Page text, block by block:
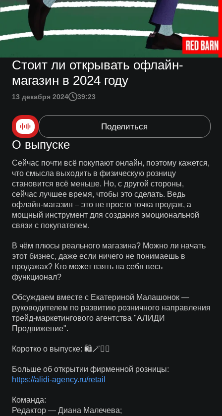
Стоит ли открывать офлайн-
магазин в 2024 году
13 декабря 2024 39:23
Поделиться
О выпуске
Сейчас почти всё покупают онлайн, поэтому кажется,
что смысла выходить в физическую розницу
становится всё меньше. Но, с другой стороны,
сейчас лучшее время, чтобы это сделать. Ведь
офлайн-магазин – это не просто точка продаж, а
мощный инструмент для создания эмоциональной
связи с покупателем.
В чём плюсы реального магазина? Можно ли начать
этот бизнес, даже если ничего не понимаешь в
продажах? Кто может взять на себя весь
функционал?
Обсуждаем вместе с Екатериной Малашонок —
руководителем по развитию розничного направления
трейд-маркетингового агентства "АЛИДИ
Продвижение".
Коротко о выпуске: 🛍🪄🦸‍♀️
Больше об открытии фирменной розницы:
https://alidi-agency.ru/retail
Команда:
Редактор — Диана Малечева;